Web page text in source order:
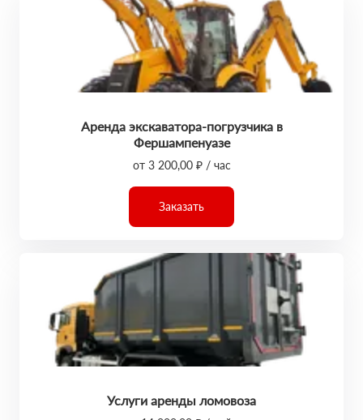
Аренда экскаватора-погрузчика в
Фершампенуазе
от 3 200,00 ₽ / час
Заказать
Услуги аренды ломовоза